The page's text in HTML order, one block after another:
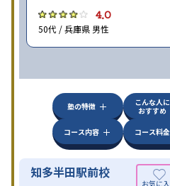
4.0
50代 / 兵庫県 男性
塾の特徴
こんな人に
おすすめ
コース内容
コース料金
知多半田駅前校